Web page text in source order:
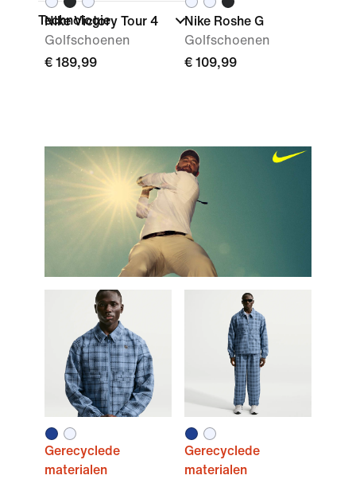
Technologie
Nike Victory Tour 4
Golfschoenen
€ 189,99
Nike Roshe G
Golfschoenen
€ 109,99
Gerecyclede
materialen
Gerecyclede
materialen